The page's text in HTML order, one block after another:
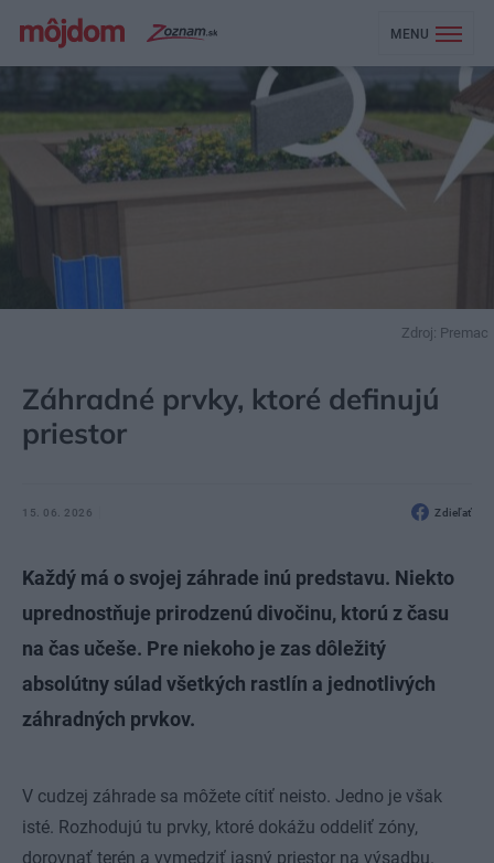
MENU
Zdroj: Premac
Záhradné prvky, ktoré definujú
priestor
15. 06. 2026 Zdieľať
Každý má o svojej záhrade inú predstavu. Niekto
uprednostňuje prirodzenú divočinu, ktorú z času
na čas učeše. Pre niekoho je zas dôležitý
absolútny súlad všetkých rastlín a jednotlivých
záhradných prvkov.
V cudzej záhrade sa môžete cítiť neisto. Jedno je však
isté. Rozhodujú tu prvky, ktoré dokážu oddeliť zóny,
dorovnať terén a vymedziť jasný priestor na výsadbu.